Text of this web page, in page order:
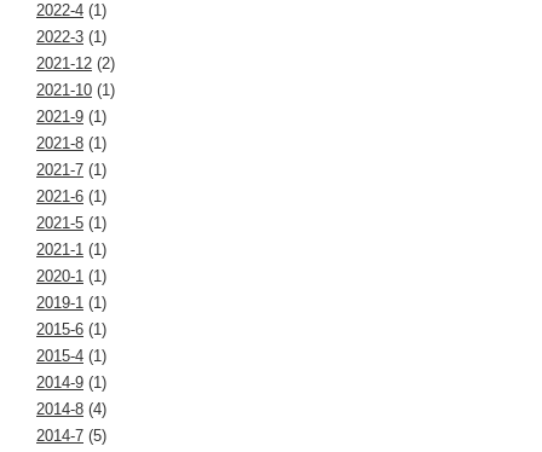
2022-4 (1)
2022-3 (1)
2021-12 (2)
2021-10 (1)
2021-9 (1)
2021-8 (1)
2021-7 (1)
2021-6 (1)
2021-5 (1)
2021-1 (1)
2020-1 (1)
2019-1 (1)
2015-6 (1)
2015-4 (1)
2014-9 (1)
2014-8 (4)
2014-7 (5)